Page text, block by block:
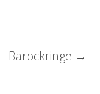
Barockringe →